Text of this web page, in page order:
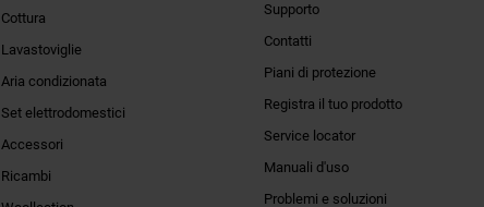
Cottura
Lavastoviglie
Aria condizionata
Set elettrodomestici
Accessori
Ricambi
Supporto
Contatti
Piani di protezione
Registra il tuo prodotto
Service locator
Manuali d'uso
Problemi e soluzioni